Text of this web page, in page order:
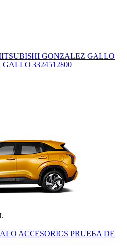
GONZALEZ GALLO
GALLO 3324512800
ACCESORIOS PRUEBA DE